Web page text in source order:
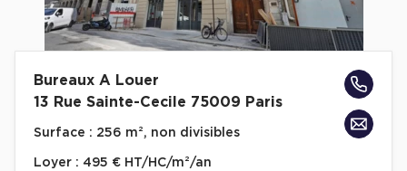
Bureaux A Louer
13 Rue Sainte-Cecile 75009 Paris
Surface : 256 m², non divisibles
Loyer : 495 € HT/HC/m²/an